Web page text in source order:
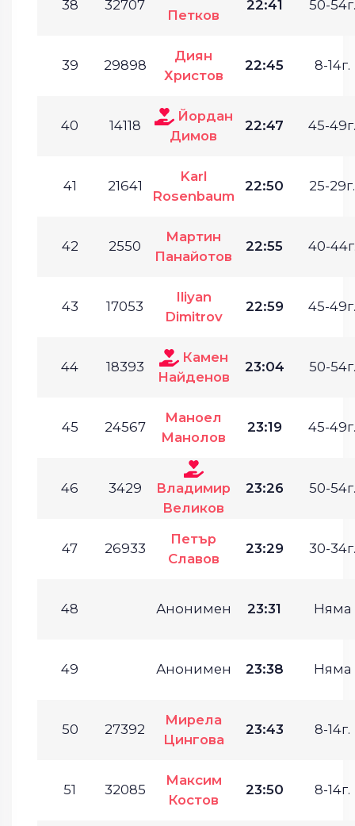
38 32707
Петков
22:41 50-54г.
39 29898
Диян
Христов
22:45 8-14г.
40 14118
Йордан
Димов
22:47 45-49г.
41 21641
Karl
Rosenbaum
22:50 25-29г.
42 2550
Мартин
Панайотов
22:55 40-
43 17053
Iliyan
Dimitrov
22:59 45-49г.
44 18393
Камен
Найденов
23:04 50-54г.
45 24567
Маноел
Манолов
23:19 45-49г.
46 3429
Владимир
Великов
23:26 50-54г.
47 26933
Петър
Славов
23:29 30-34г.
48 Анонимен 23:31 Няма
49 Анонимен 23:38 Няма
50 27392
Мирела
Цингова
23:43 8-14г.
51 32085
Максим
Костов
23:50 8-14г.